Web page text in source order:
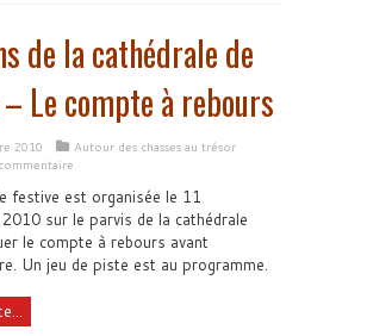
de la cathédrale de
Le compte à rebours
2010
Autour des chasses au trésor
festive est organisée le 11
sur le parvis de la cathédrale
le compte à rebours avant
Un jeu de piste est au programme.